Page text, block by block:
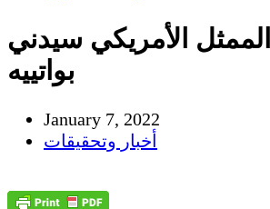
الأمريكي سيدني
بواتييه
January 7, 2022
أخبار وتحقيقات